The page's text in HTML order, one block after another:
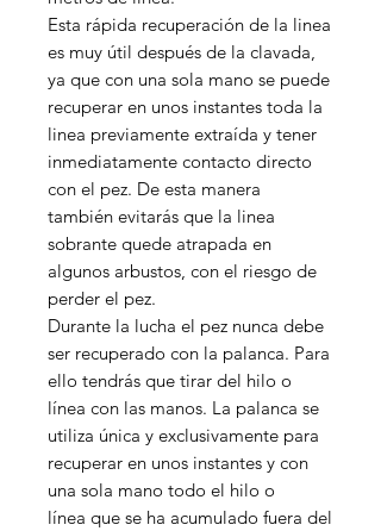
Esta rápida recuperación de la linea
es muy útil después de la clavada,
ya que con una sola mano se puede
recuperar en unos instantes toda la
linea previamente extraída y tener
inmediatamente contacto directo
con el pez. De esta manera
también evitarás que la linea
sobrante quede atrapada en
algunos arbustos, con el riesgo de
perder el pez.
Durante la lucha el pez nunca debe
ser recuperado con la palanca. Para
ello tendrás que tirar del hilo o
línea con las manos. La palanca se
utiliza única y exclusivamente para
recuperar en unos instantes y con
una sola mano todo el hilo o
línea que se ha acumulado fuera del